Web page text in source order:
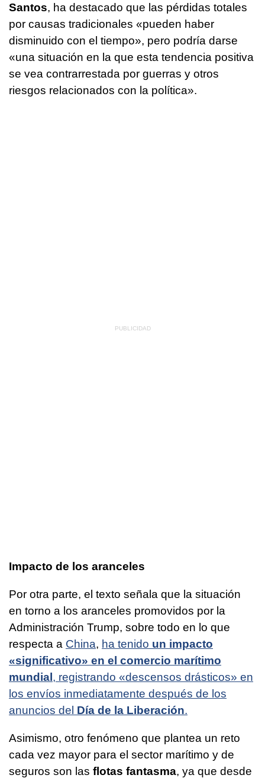
Santos, ha destacado que las pérdidas totales
por causas tradicionales «pueden haber
disminuido con el tiempo», pero podría darse
«una situación en la que esta tendencia positiva
se vea contrarrestada por guerras y otros
riesgos relacionados con la política».
Impacto de los aranceles
Por otra parte, el texto señala que la situación
en torno a los aranceles promovidos por la
Administración Trump, sobre todo en lo que
respecta a China, ha tenido un impacto
«significativo» en el comercio marítimo
mundial, registrando «descensos drásticos» en
los envíos inmediatamente después de los
anuncios del Día de la Liberación.
Asimismo, otro fenómeno que plantea un reto
cada vez mayor para el sector marítimo y de
seguros son las flotas fantasma, ya que desde